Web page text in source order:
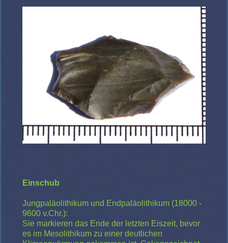
Einschub
Jungpaläolithikum und Endpaläolithikum (18000 -
9600 v.Chr.):
Sie markieren das Ende der letzten Eiszeit, bevor
es im Mesolithikum zu einer deutlichen